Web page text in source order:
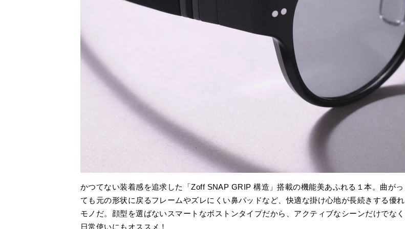
かつてない装着感を追求した「Zoff SNAP GRIP 構造」搭載の機能美あふれる１本。曲がっ
ても元の形状に戻るフレームやズレにくい鼻パッドなど、快適な掛け心地が長続きする優れ
モノだ。顔型を選ばないスマートなボストンタイプだから、アクティブなシーンだけでなく
日常使いにもオススメ！